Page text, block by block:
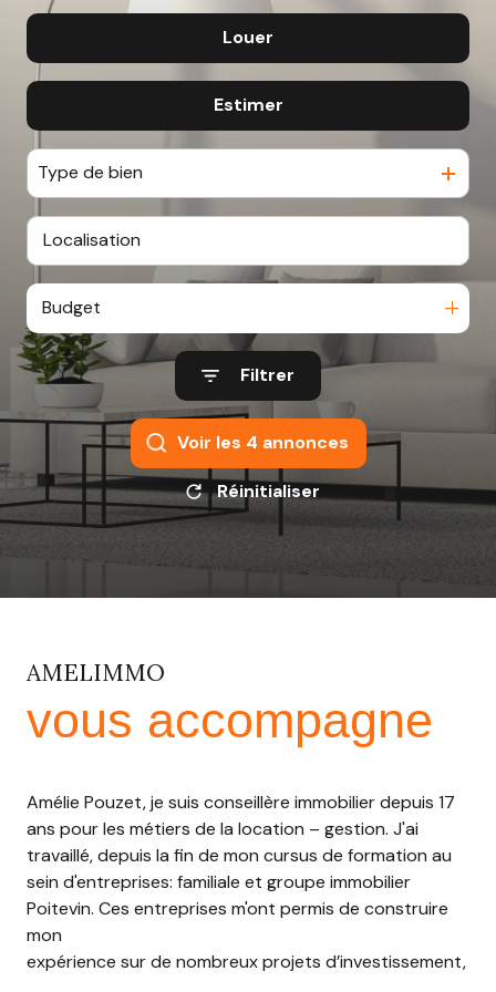
BIEN
CHASSEURS
D’APPARTS
NOTRE
AGENCE
Louer
Estimer
Type de bien
Budget
Filtrer
Voir les 4 annonces
Réinitialiser
AMELIMMO
vous accompagne
Amélie Pouzet, je suis conseillère immobilier depuis 17
ans pour les métiers de la location – gestion. J'ai
travaillé, depuis la fin de mon cursus de formation au
sein d'entreprises: familiale et groupe immobilier
Poitevin. Ces entreprises m'ont permis de construire
mon
expérience sur de nombreux projets d’investissement,